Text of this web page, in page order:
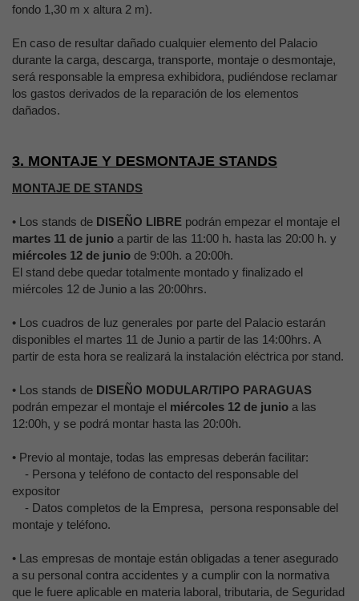
fondo 1,30 m x altura 2 m).
En caso de resultar dañado cualquier elemento del Palacio
durante la carga, descarga, transporte, montaje o desmontaje,
será responsable la empresa exhibidora, pudiéndose reclamar
los gastos derivados de la reparación de los elementos
dañados.
3. MONTAJE Y DESMONTAJE STANDS
MONTAJE DE STANDS
• Los stands de DISEÑO LIBRE podrán empezar el montaje el
martes 11 de junio a partir de las 11:00 h. hasta las 20:00 h. y
miércoles 12 de junio de 9:00h. a 20:00h.
El stand debe quedar totalmente montado y finalizado el
miércoles 12 de Junio a las 20:00hrs.
• Los cuadros de luz generales por parte del Palacio estarán
disponibles el martes 11 de Junio a partir de las 14:00hrs. A
partir de esta hora se realizará la instalación eléctrica por stand.
• Los stands de DISEÑO MODULAR/TIPO PARAGUAS
podrán empezar el montaje el miércoles 12 de junio a las
12:00h, y se podrá montar hasta las 20:00h.
• Previo al montaje, todas las empresas deberán facilitar:
- Persona y teléfono de contacto del responsable del
expositor
- Datos completos de la Empresa, persona responsable del
montaje y teléfono.
• Las empresas de montaje están obligadas a tener asegurado
a su personal contra accidentes y a cumplir con la normativa
que le fuere aplicable en materia laboral, tributaria, de Seguridad